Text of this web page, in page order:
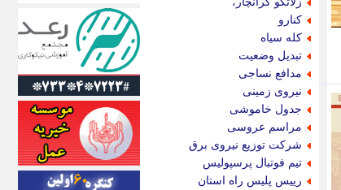
کنارو
کله سیاه
تبدیل وضعیت
مدافع نساجی
نیروی زمینی
جدول خاموشی
مراسم عروسی
شرکت توزیع نیروی برق
تیم فوتبال پرسپولیس
رییس پلیس راه استان
ایران فوری
ایرانی روز
ایرانیتال
ایرنا
ایسکانیوز
ایسنا
ایکنا
ایلنا
اینتیتر
ایونا نیوز